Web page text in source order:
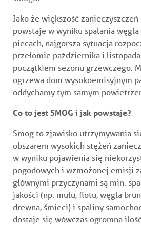
Jako że większość
powstaje w wyniku spalania
piecach, najgorsza sytuacja
przełomie października i
początkiem sezonu grzewczego.
ogrzewa dom wysokoemisyjnym
oddychamy tym samym
Co to jest SMOG i jak powstaje?
Smog to zjawisko utrzymywania
obszarem wysokich stężeń
w wyniku pojawienia się
pogodowych i wzmożonej emisji
głównymi przyczynami są min.
jakości (np. mułu, flotu, węgla
drewna, śmieci) i spaliny
dostaje się wówczas ogromna